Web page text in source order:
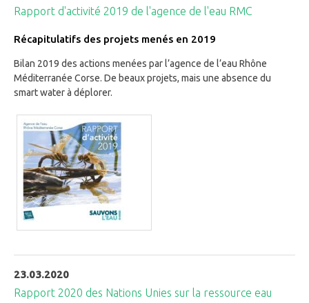
Rapport d'activité 2019 de l'agence de l'eau RMC
Récapitulatifs des projets menés en 2019
Bilan 2019 des actions menées par l’agence de l’eau Rhône
Méditerranée Corse. De beaux projets, mais une absence du
smart water à déplorer.
23.03.2020
Rapport 2020 des Nations Unies sur la ressource eau